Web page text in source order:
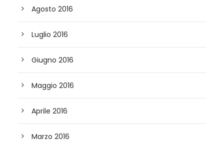
Agosto 2016
Luglio 2016
Giugno 2016
Maggio 2016
Aprile 2016
Marzo 2016